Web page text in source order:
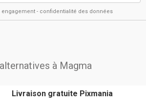
- confidentialité des données
à Magma
Livraison gratuite Pixmania